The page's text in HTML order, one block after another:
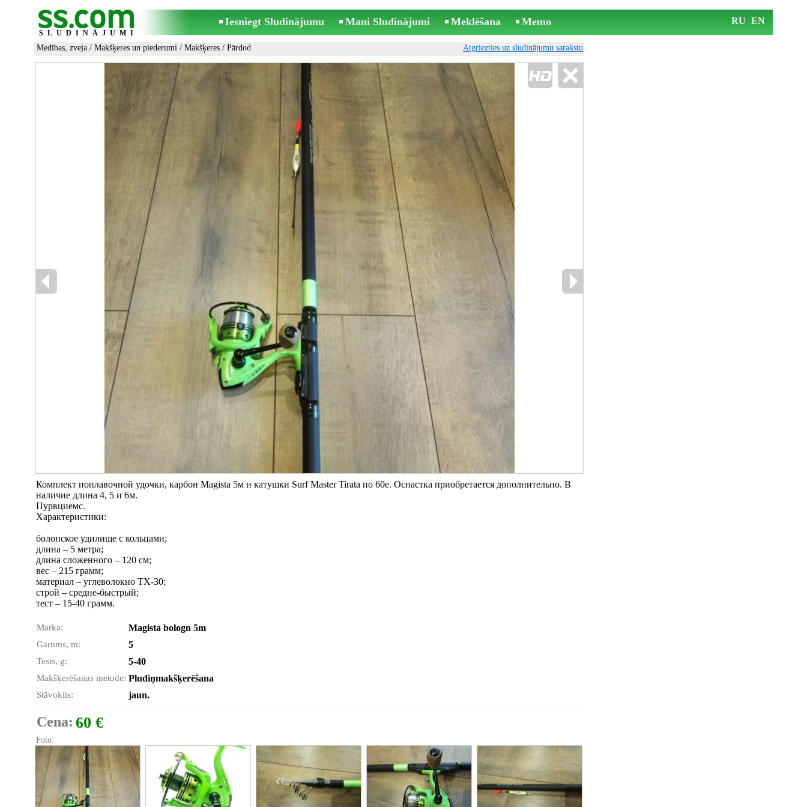
SLUDINĀJUMI
Iesniegt Sludinājumu Mani Sludinājumi Meklēšana Memo RU EN
Medības, zveja / Makšķeres un piederumi / Makšķeres / Pārdod Atgriezties uz sludinājumu sarakstu
Комплект поплавочной удочки, карбон Magista 5м и катушки Surf Master Tirata по 60е. Оснастка приобретается дополнительно. В
наличие длина 4, 5 и 6м.
Пурвциемс.
Характеристики:
болонское удилище с кольцами;
длина – 5 метра;
длина сложенного – 120 см;
вес – 215 грамм;
материал – углеволокно ТХ-30;
строй – средне-быстрый;
тест – 15-40 грамм.
Marka: Magista bologn 5m
Garums, m: 5
Tests, g: 5-40
Makšķerēšanas metode: Pludiņmakšķerēšana
Stāvoklis: jaun.
Cena: 60 €
Foto: